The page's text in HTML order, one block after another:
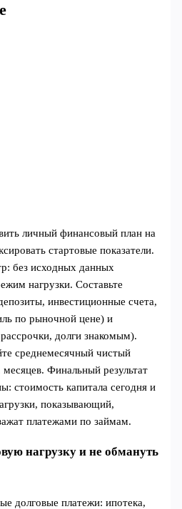
личный финансовый план на
стартовые показатели.
без исходных данных
нагрузки. Составьте
инвестиционные счета,
по рыночной цене) и
долги знакомым).
среднемесячный чистый
Финальный результат
стоимость капитала сегодня и
показывающий,
платежами по займам.
нагрузку и не обмануть
долговые платежи: ипотека,